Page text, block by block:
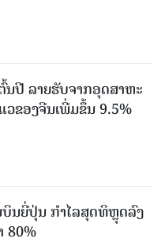
ນປີ ລາຍຮັບຈາກອຸດສາຫະ
ຂອງຈີນເພີ່ມຂຶ້ນ 9.5%
ບິນຍີ່ປຸ່ນ ກຳໄລສຸດທິຫຼຸດລົງ
80%